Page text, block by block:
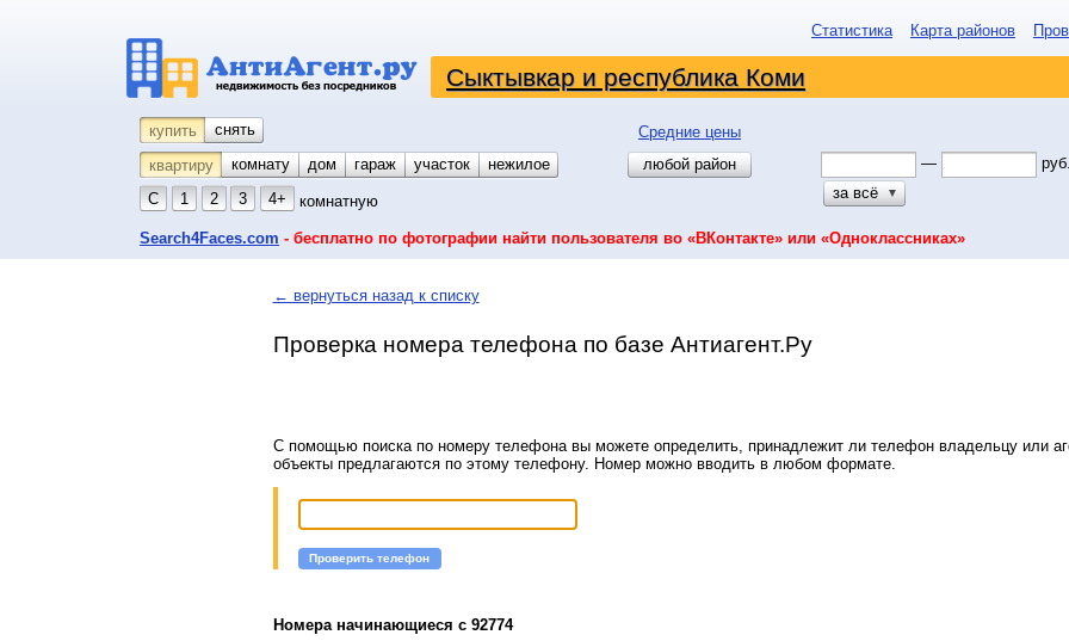
Статистика Карта районов
Сыктывкар и республика Коми
купить снять
Средние цены
квартиру
комнату койко-место
дом гараж участок
нежилое
С
1 2 3 4+ комнатную
любой район —
руб.
за всё
▼
Search4Faces.com - бесплатно по фотографии найти пользователя во «ВКонтакте» или «Одноклассниках»
← вернуться назад к списку
Проверка номера телефона по базе Антиагент.Ру
С помощью поиска по номеру телефона вы можете определить, принадлежит ли телефон владельцу или
объекты предлагаются по этому телефону. Номер можно вводить в любом формате.
Проверить телефон
Номера начинающиеся с 92774